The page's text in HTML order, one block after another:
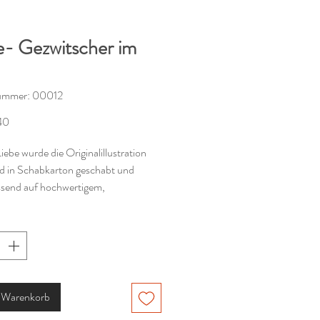
Gezwitscher im
00012
wurde die Originalillustration
in Schabkarton geschabt und
auf hochwertigem,
besteht aus Vorder.- und Rückseite
Format 15 x 15 cm erhältlich.
der örtlichen Druckerei.